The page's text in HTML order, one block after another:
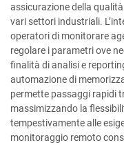
assicurazione della
vari settori industriali.
operatori di monitorare
regolare i parametri ove
finalità di analisi e
automazione di
permette passaggi rapidi
massimizzando la
tempestivamente alle
monitoraggio remoto